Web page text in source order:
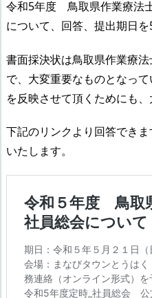
令和5年度 鳥取県作業療法
について、回答、提出期日を
書面採決状は鳥取県作業療
で、大変重要なものとなっ
を反映させて頂くためにも、
下記のリンクより回答でき
いたします。